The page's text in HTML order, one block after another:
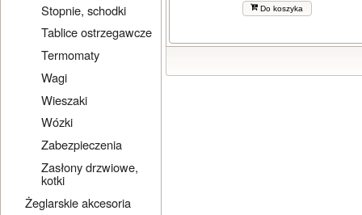
Stopnie, schodki
Tablice ostrzegawcze
Termomaty
Wagi
Wieszaki
Wózki
Zabezpieczenia
Zasłony drzwiowe,
kotki
Żeglarskie akcesoria
Do koszyka